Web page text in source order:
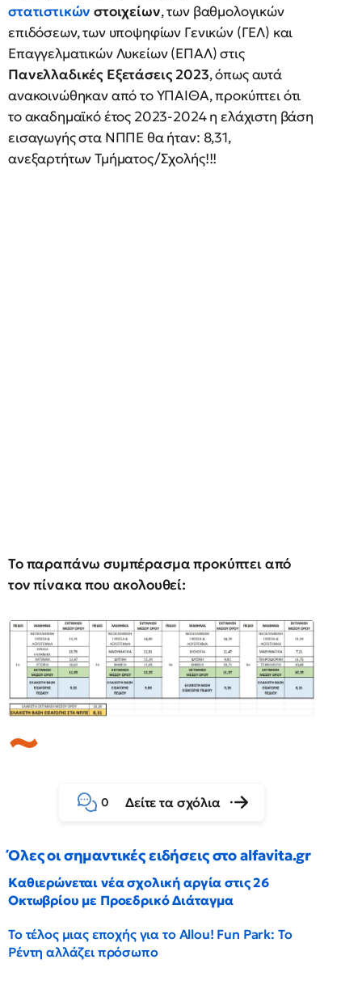
στατιστικών στοιχείων, των βαθμολογικών
επιδόσεων, των υποψηφίων Γενικών (ΓΕΛ) και
Επαγγελματικών Λυκείων (ΕΠΑΛ) στις
Πανελλαδικές Εξετάσεις 2023, όπως αυτά
ανακοινώθηκαν από το ΥΠΑΙΘΑ, προκύπτει ότι
το ακαδημαϊκό έτος 2023-2024 η ελάχιστη βάση
εισαγωγής στα ΝΠΠΕ θα ήταν: 8,31,
ανεξαρτήτων Τμήματος/Σχολής!!!
Το παραπάνω συμπέρασμα προκύπτει από
τον πίνακα που ακολουθεί:
0 Δείτε τα σχόλια
Όλες οι σημαντικές ειδήσεις στο alfavita.gr
Καθιερώνεται νέα σχολική αργία στις 26
Οκτωβρίου με Προεδρικό Διάταγμα
Το τέλος μιας εποχής για το Allou! Fun Park: Το
Ρέντη αλλάζει πρόσωπο